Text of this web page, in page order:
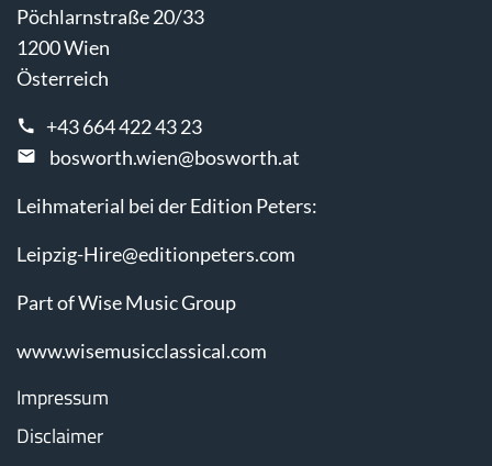
Pöchlarnstraße 20/33
1200 Wien
Österreich
+43 664 422 43 23
bosworth.wien@bosworth.at
Leihmaterial bei der Edition Peters:
Leipzig-Hire@editionpeters.com
Part of Wise Music Group
www.wisemusicclassical.com
Impressum
Disclaimer